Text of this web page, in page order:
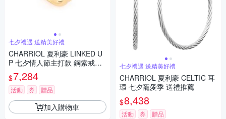
七夕禮遇 送精美好禮
CHARRIOL 夏利豪 LINKED U
P 七夕情人節主打款 鋼索戒指
七夕寵愛季 送禮推薦
$7,284
活動 券 贈品
加入購物車
七夕禮遇 送精美好禮
CHARRIOL 夏利豪 CELTIC 耳
環 七夕寵愛季 送禮推薦
$8,438
活動 券 贈品